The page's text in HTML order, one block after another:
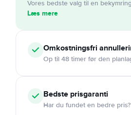
Vores bedste valg til en
Læs mere
Omkostningsfri
Op til 48 timer før den
Bedste prisgaranti
Har du fundet en bedre